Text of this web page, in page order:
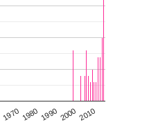
1970 1980 1990 2000 2010